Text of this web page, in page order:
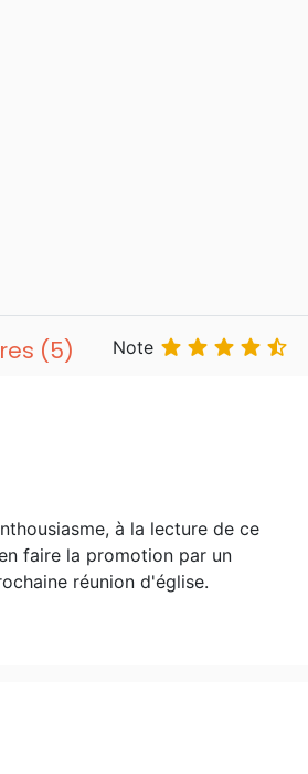
(5) Note     
à la lecture de ce
faire la promotion par un
réunion d'église.